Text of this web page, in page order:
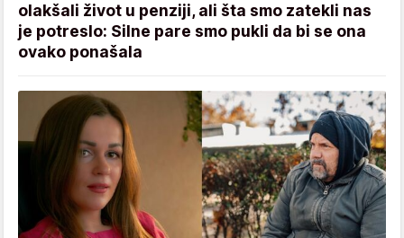
olakšali život u penziji, ali šta smo zatekli nas
je potreslo: Silne pare smo pukli da bi se ona
ovako ponašala